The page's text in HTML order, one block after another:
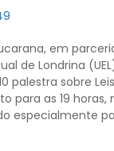
em
de Londrina
palestra sobre
para as 19 horas,
especialmente